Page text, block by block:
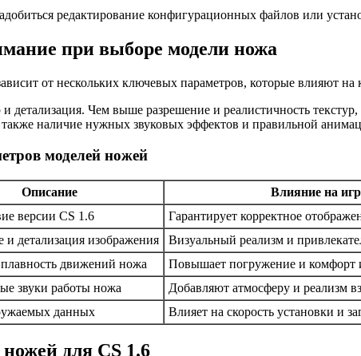
редактирование конфигурационных файлов или
при выборе модели ножа
от нескольких ключевых параметров, которые влияют на
и детализация. Чем выше разрешение и реалистичность
наличие нужных звуковых эффектов и правильной
моделей ножей
Описание
Влияние на
версии CS 1.6
Гарантирует корректное
и детализация изображения
Визуальный реализм и
движений ножа
Повышает погружение и комфорт
звуки работы ножа
Добавляют атмосферу и реализм
данных Влияет на скорость установки и
для CS 1.6